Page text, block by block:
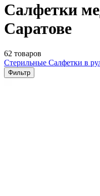
Салфетки
Саратове
62 товаров
Стерильные Салфетки в
Фильтр